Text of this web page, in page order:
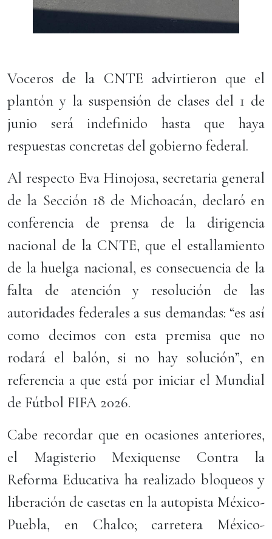
Voceros de la CNTE advirtieron que el
plantón y la suspensión de clases del 1 de
junio será indefinido hasta que haya
respuestas concretas del gobierno federal.
Al respecto Eva Hinojosa, secretaria general
de la Sección 18 de Michoacán, declaró en
conferencia de prensa de la dirigencia
nacional de la CNTE, que el estallamiento
de la huelga nacional, es consecuencia de la
falta de atención y resolución de las
autoridades federales a sus demandas: “es así
como decimos con esta premisa que no
rodará el balón, si no hay solución”, en
referencia a que está por iniciar el Mundial
de Fútbol FIFA 2026.
Cabe recordar que en ocasiones anteriores,
el Magisterio Mexiquense Contra la
Reforma Educativa ha realizado bloqueos y
liberación de casetas en la autopista México-
Puebla, en Chalco; carretera México-